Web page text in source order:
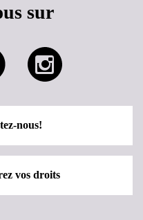
sur
nous!
vos droits